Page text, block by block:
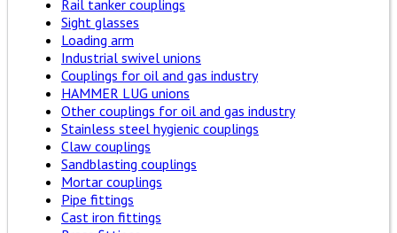
Rail tanker couplings
Sight glasses
Loading arm
Industrial swivel unions
Couplings for oil and gas industry
HAMMER LUG unions
Other couplings for oil and gas industry
Stainless steel hygienic couplings
Claw couplings
Sandblasting couplings
Mortar couplings
Pipe fittings
Cast iron fittings